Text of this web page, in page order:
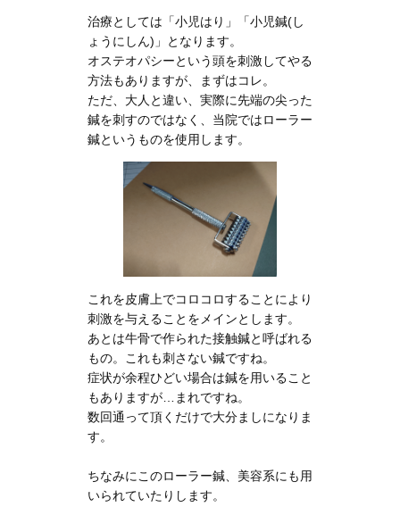
治療としては「小児はり」「小児鍼(し
ょうにしん)」となります。
オステオパシーという頭を刺激してやる
方法もありますが、まずはコレ。
ただ、大人と違い、実際に先端の尖った
鍼を刺すのではなく、当院ではローラー
鍼というものを使用します。
これを皮膚上でコロコロすることにより
刺激を与えることをメインとします。
あとは牛骨で作られた接触鍼と呼ばれる
もの。これも刺さない鍼ですね。
症状が余程ひどい場合は鍼を用いること
もありますが…まれですね。
数回通って頂くだけで大分ましになりま
す。
ちなみにこのローラー鍼、美容系にも用
いられていたりします。